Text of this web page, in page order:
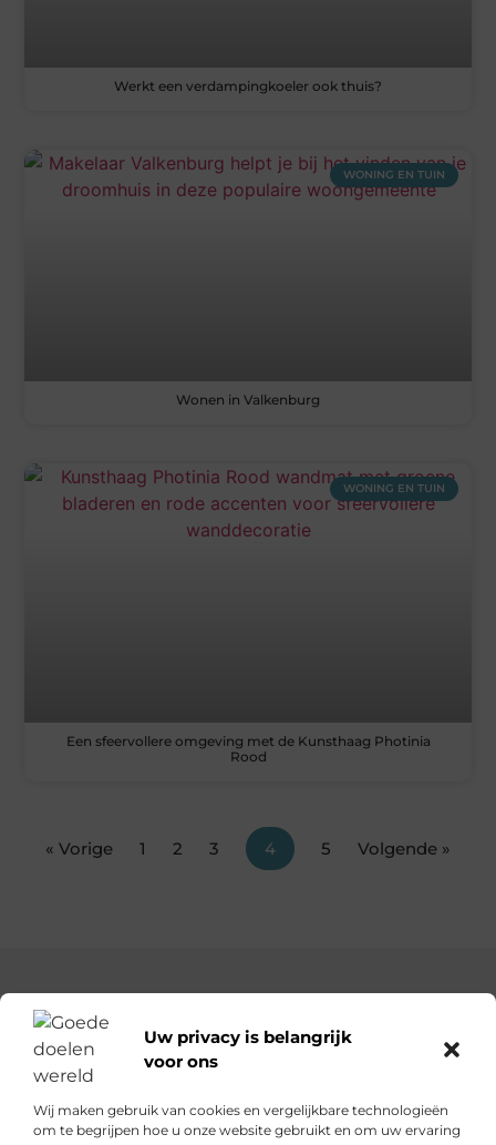
Uw privacy is belangrijk
voor ons
Wij maken gebruik van cookies en vergelijkbare technologieën
om te begrijpen hoe u onze website gebruikt en om uw ervaring
Werkt een verdampingkoeler ook thuis?
WONING EN TUIN
Wonen in Valkenburg
WONING EN TUIN
Een sfeervollere omgeving met de Kunsthaag Photinia
Rood
« Vorige 1 2 3 4 5 Volgende »
Goededoelenwereld.nl – Verhalen die inspireren, impact die
Ontdek een diverse verzameling blogs en artikelen over